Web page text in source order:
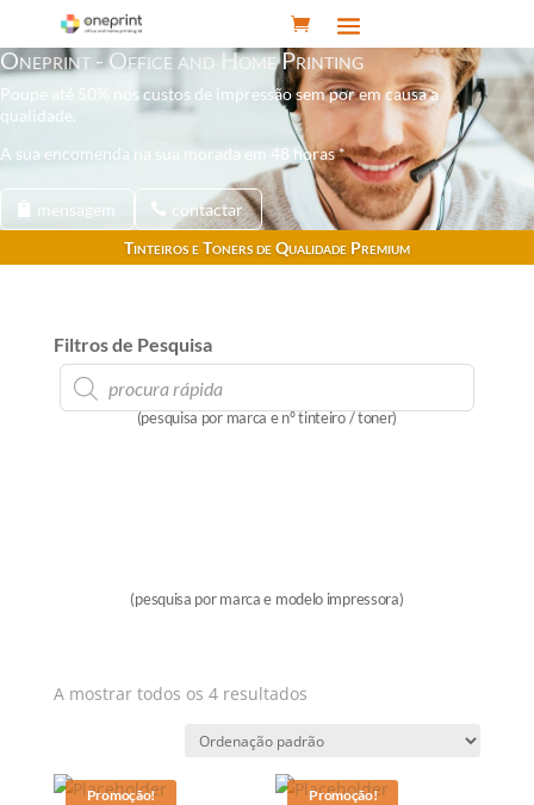
Oneprint - Office and Home Printing
Poupe até 50% nos custos de impressão sem por em causa a
qualidade.
A sua encomenda na sua morada em 48 horas *
mensagem
contactar
Tinteiros e Toners de Qualidade Premium
Filtros de Pesquisa
Products
search
(pesquisa por marca e nº tinteiro / toner)
(pesquisa por marca e modelo impressora)
A mostrar todos os 4 resultados
Promoção! Promoção!